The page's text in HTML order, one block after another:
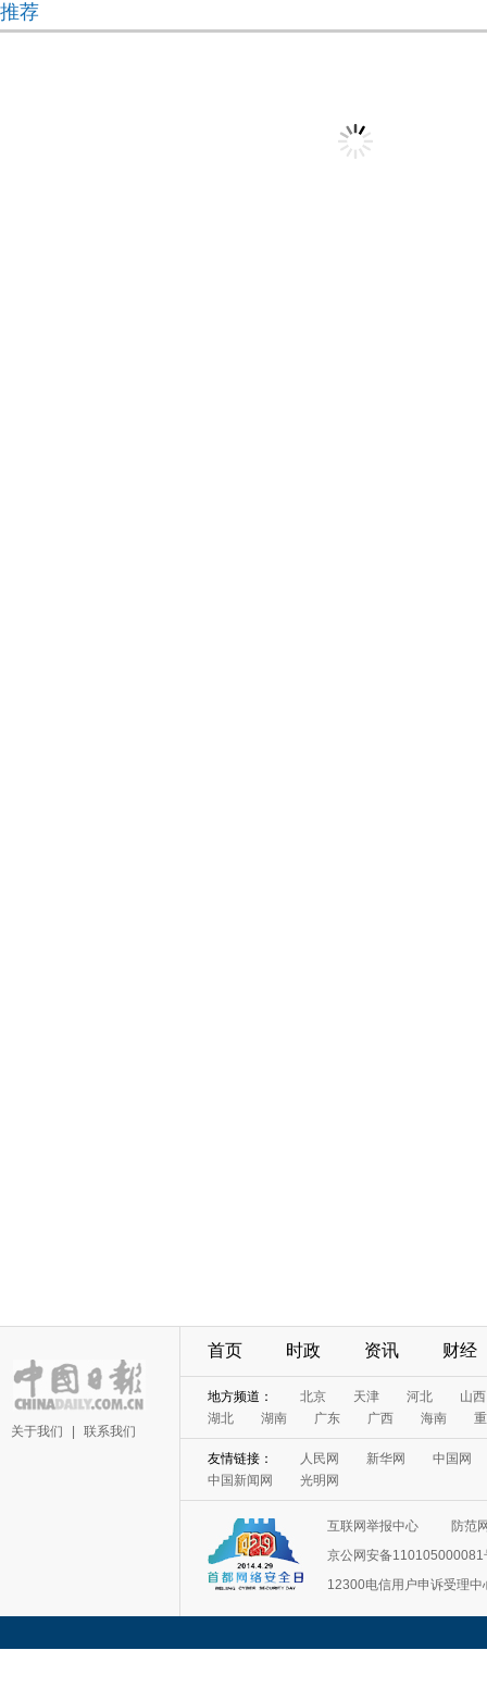
推荐
关于我们 联系我们
首页 时政 资讯 财经
地方频道： 北京 天津 河北
山西
湖北
湖南 广东 广西 海南
友情链接： 人民网 新华网
中国网
中国新闻网
光明网
互联网举报中心
防范
京公网安备110105000081
12300电信用户申诉受理中